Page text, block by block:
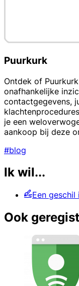
Puurkurk
Ontdek of
onafhankelijke
contactgegevens,
je een
aankoop bij deze
#blog
Ik wil...
Een geschil
Ook